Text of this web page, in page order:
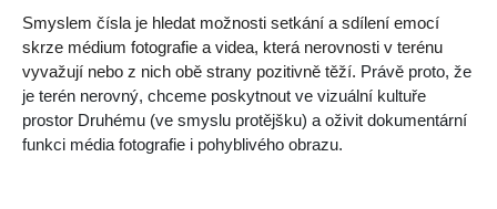
Smyslem čísla je hledat možnosti setkání a sdílení emocí
skrze médium fotografie a videa, která nerovnosti v terénu
vyvažují nebo z nich obě strany pozitivně těží. Právě proto, že
je terén nerovný, chceme poskytnout ve vizuální kultuře
prostor Druhému (ve smyslu protějšku) a oživit dokumentární
funkci média fotografie i pohyblivého obrazu.